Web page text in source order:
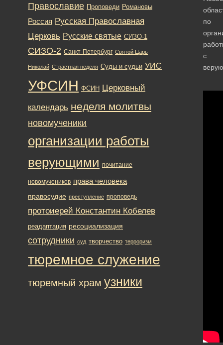
по
с
Православие Проповеди Романовы
Россия Русская Православная
Церковь Русские святые СИЗО-1
СИЗО-2 Санкт-Петербург Святой Царь
Николай Страстная неделя Суды и судьи УИС
УФСИН ФСИН Церковный
календарь неделя молитвы
новомученики
организации работы
верующими почитание
новомучеников права человека
правосудие преступление проповедь
протоиерей Константин Кобелев
реадаптация ресоциализация
сотрудники суд творчество терроризм
тюремное служение
тюремный храм узники